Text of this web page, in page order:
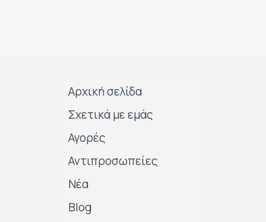
Αρχική σελίδα
Σχετικά με εμάς
Αγορές
Αντιπροσωπείες
Νέα
Blog